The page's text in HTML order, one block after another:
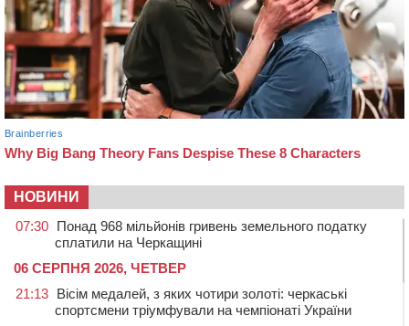
НОВИНИ
07:30 Понад 968 мільйонів гривень земельного податку
сплатили на Черкащині
06 СЕРПНЯ 2026, ЧЕТВЕР
21:13 Вісім медалей, з яких чотири золоті: черкаські
спортсмени тріумфували на чемпіонаті України